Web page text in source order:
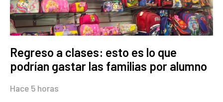
Regreso a clases: esto es lo que
podrían gastar las familias por alumno
Hace 5 horas